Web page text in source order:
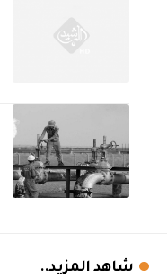
شاهد المزيد..